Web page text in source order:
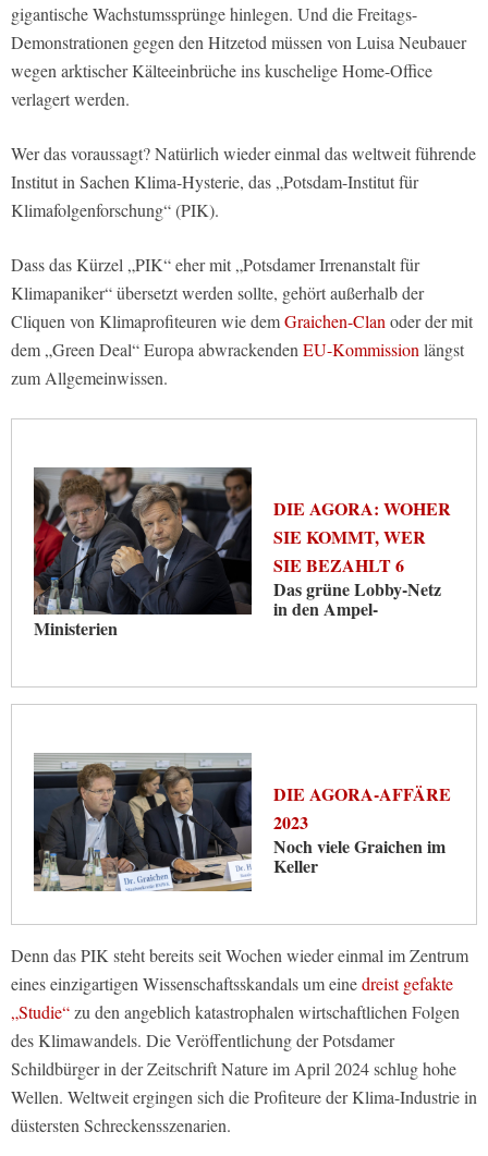
gigantische Wachstumssprünge hinlegen. Und die Freitags-
Demonstrationen gegen den Hitzetod müssen von Luisa Neubauer
wegen arktischer Kälteeinbrüche ins kuschelige Home-Office
verlagert werden.
Wer das voraussagt? Natürlich wieder einmal das weltweit führende
Institut in Sachen Klima-Hysterie, das „Potsdam-Institut für
Klimafolgenforschung“ (PIK).
Dass das Kürzel „PIK“ eher mit „Potsdamer Irrenanstalt für
Klimapaniker“ übersetzt werden sollte, gehört außerhalb der
Cliquen von Klimaprofiteuren wie demGraichen-Clanoder der mit
dem „Green Deal“ Europa abwrackendenEU-Kommissionlängst
zum Allgemeinwissen.
DIE AGORA: WOHER
SIE KOMMT, WER
SIE BEZAHLT 6
Das grüne Lobby-Netz
in den Ampel-
Ministerien
DIE AGORA-AFFÄRE
2023
Noch viele Graichen im
Keller
Denn das PIK steht bereits seit Wochen wieder einmal im Zentrum
eines einzigartigen Wissenschaftsskandals um einedreist gefakte
„Studie“zu den angeblich katastrophalen wirtschaftlichen Folgen
des Klimawandels. Die Veröffentlichung der Potsdamer
Schildbürger in der Zeitschrift Nature im April 2024 schlug hohe
Wellen. Weltweit ergingen sich die Profiteure der Klima-Industrie in
düstersten Schreckensszenarien.